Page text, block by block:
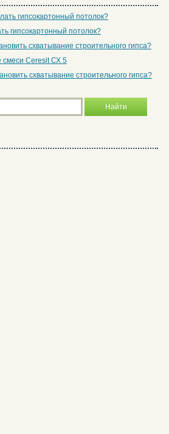
гипсокартонный потолок?
гипсокартонный потолок?
схватывание строительного гипса?
Ceresit СХ 5
схватывание строительного гипса?